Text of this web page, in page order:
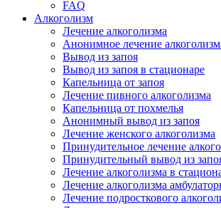
FAQ
Алкоголизм
Лечение алкоголизма
Анонимное лечение
Вывод из запоя
Вывод из запоя в стационаре
Капельница от запоя
Лечение пивного алкоголизма
Капельница от похмелья
Анонимный вывод из запоя
Лечение женского алкоголизма
Принудительное лечение
Принудительный вывод из
Лечение алкоголизма в
Лечение алкоголизма
Лечение подросткового